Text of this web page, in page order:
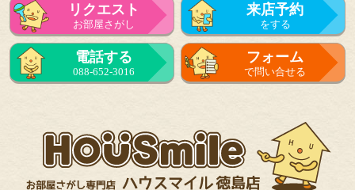
リクエスト
お部屋さがし
来店予約
をする
電話する
088-652-3016
フォーム
で問い合せる